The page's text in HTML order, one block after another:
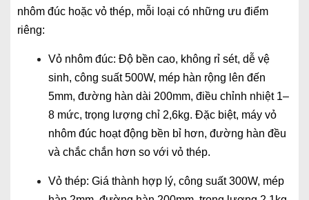
nhôm đúc hoặc vỏ thép, mỗi loại có những ưu điểm
riêng:
Vỏ nhôm đúc: Độ bền cao, không rỉ sét, dễ vệ
sinh, công suất 500W, mép hàn rộng lên đến
5mm, đường hàn dài 200mm, điều chỉnh nhiệt 1–
8 mức, trọng lượng chỉ 2,6kg. Đặc biệt, máy vỏ
nhôm đúc hoạt động bền bỉ hơn, đường hàn đều
và chắc chắn hơn so với vỏ thép.
Vỏ thép: Giá thành hợp lý, công suất 300W, mép